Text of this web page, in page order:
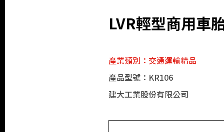
LVR輕型商用車
產業類別：交通運輸精品
產品型號：KR106
建大工業股份有限公司